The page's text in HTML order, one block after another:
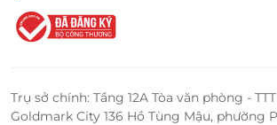
Trụ sở chính: Tầng 12A Tòa văn phòng -
Goldmark City 136 Hồ Tùng Mậu, phường